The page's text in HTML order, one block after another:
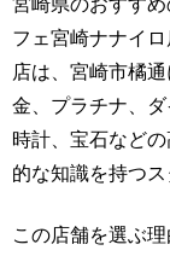
宮崎県のおすす
フェ宮崎ナナイ
店は、宮崎市橘
金、プラチナ、
時計、宝石など
的な知識を持つ
この店舗を選ぶ